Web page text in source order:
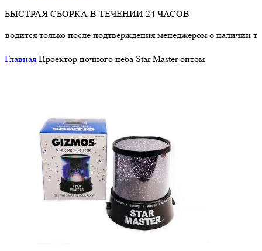
БЫСТРАЯ СБОРКА В ТЕЧЕНИИ 24 ЧАСОВ
после подтверждения менеджером о наличии товара.
Главная Проектор ночного неба Star Master оптом